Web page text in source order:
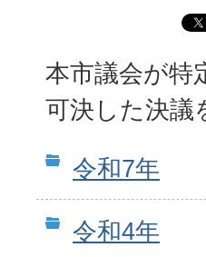
本市議会が特
可決した決議
令和7年
令和4年